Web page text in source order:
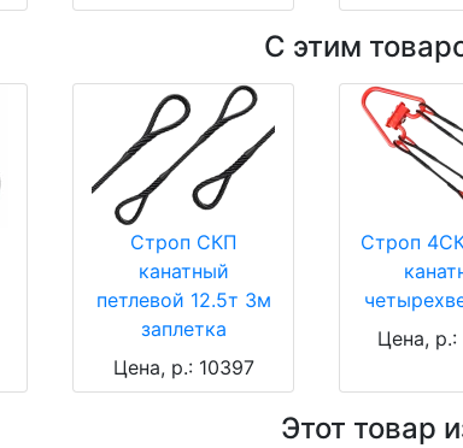
С этим
Строп СКП
канатный
петлевой 12.5т 3м
заплетка
Цена, р.: 10397
Строп
Цена, р.:
Этот товар